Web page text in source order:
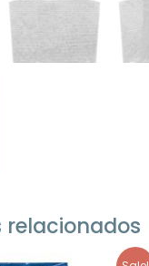
relacionados